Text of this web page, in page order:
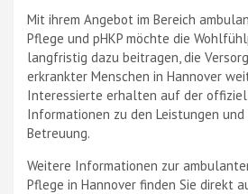
Mit ihrem Angebot im Bereich
Pflege und pHKP möchte die
langfristig dazu beitragen, die
erkrankter Menschen in Hannover
Interessierte erhalten auf der
Informationen zu den Leistungen
Betreuung.
Weitere Informationen zur
Pflege in Hannover finden Sie direkt